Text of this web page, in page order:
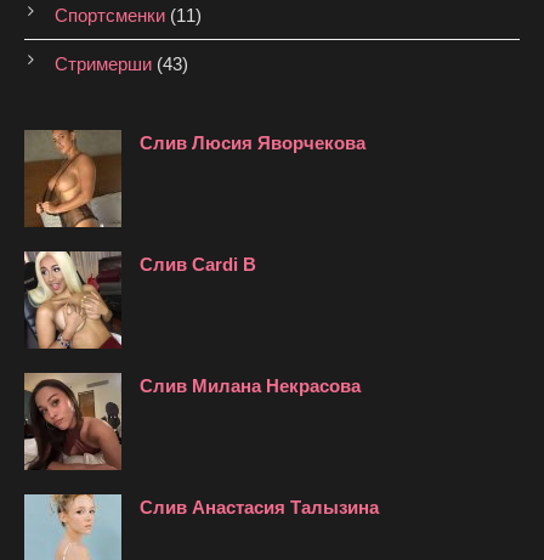
Спортсменки (11)
Стримерши (43)
Слив Люсия Яворчекова
Слив Cardi B
Слив Милана Некрасова
Слив Анастасия Талызина